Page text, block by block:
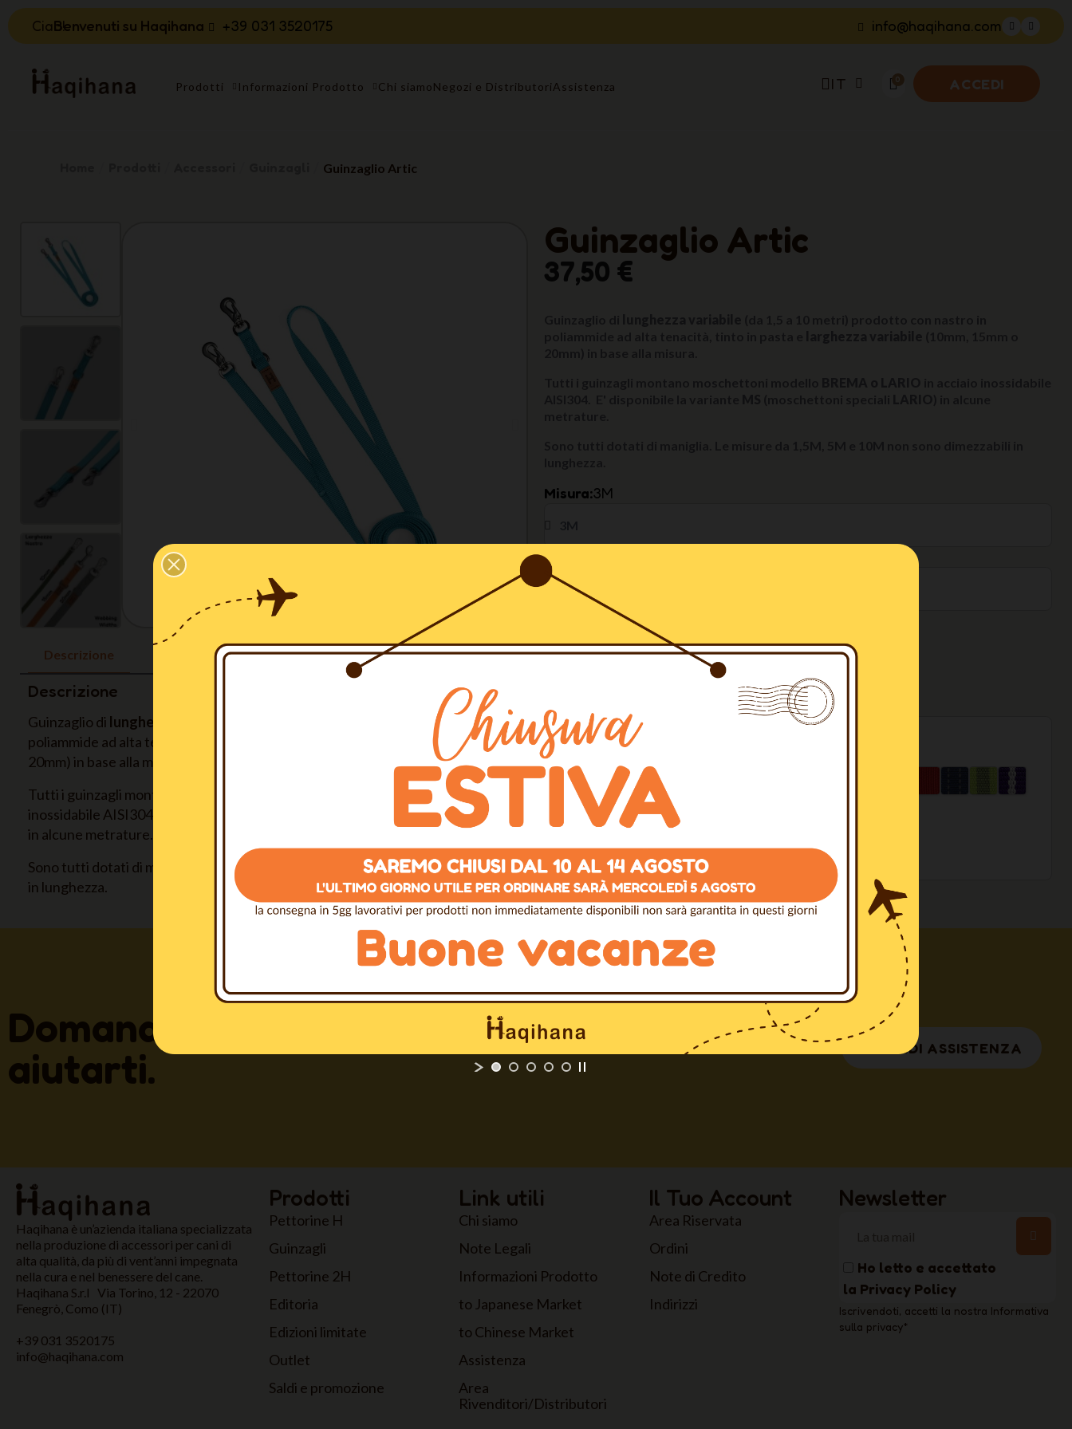
Ciao!Benvenuti su Haqihana +39 031 3520175 info@haqihana.com
Prodotti Informazioni Prodotto Chi siamoNegozi e DistributoriAssistenza IT ACCEDI
Guinzaglio Artic
Descrizione
Descrizione
Guinzaglio di lunghezza variabile
(da 1,5 a 10 metri) prodotto con nastro in
poliammide ad alta tenacità, tinto in pasta e
(10mm, 15mm o
20mm) in base alla misura.
Tutti i guinzagli montano moschettoni modello
BREMA o LARIOin acciaio
inossidabile AISI304. E' disponibile la variante
(moschettoni specialiLARIO
in alcune metrature.
Sono tutti dotati di maniglia. Le misure da 1,5M, 5M e 10M non sono dimezzabili
in lunghezza.
Guinzaglio Artic
37,50 €
Misura 3M
Larghezza del nastro
Artic
Ultimi articoli in magazzino
AGGIUNGI AL CARRELLO
Altri Colori Disponibili
Spedizione gratuita in Italia sopra i 100€
100% Pagamenti Sicuri
Realizzato artigianalmente da Professionisti
Domande? Siamo sempre qui per
aiutarti.
RICHIEDI ASSISTENZA
Haqihana è un’azienda italiana specializzata
nella produzione di accessori per cani di
alta qualità, da più di vent’anni impegnata
nella cura e nel benessere del cane.
Haqihana S.r.l Via Torino, 12 - 22070
Fenegrò, Como (IT)
+39 031 3520175
info@haqihana.com
Prodotti
Pettorine H
Guinzagli
Pettorine 2H
Editoria
Edizioni limitate
Outlet
Saldi e promozione
Link utili
Chi siamo
Note Legali
Informazioni Prodotto
to Japanese Market
to Chinese Market
Assistenza
Area
Rivenditori/Distributori
Il Tuo Account
Area Riservata
Ordini
Note di Credito
Indirizzi
Newsletter
Ho letto e accettato
la Privacy Policy
Iscrivendoti, accetti la nostra Informativa
sulla privacy*